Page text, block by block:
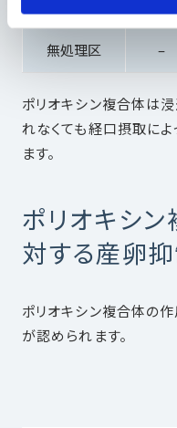
無処理区 –
ポリオキシン複合体は
れなくても経口摂取に
ます。
ポリオキシ
対する産卵
ポリオキシン複合体の
が認められます。